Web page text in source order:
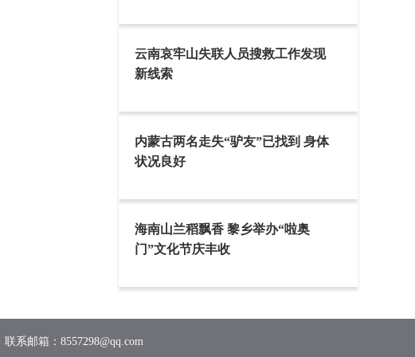
云南哀牢山失联人员搜救工作发现
新线索
内蒙古两名走失“驴友”已找到 身体
状况良好
海南山兰稻飘香 黎乡举办“啦奥
门”文化节庆丰收
联系邮箱：8557298@qq.com